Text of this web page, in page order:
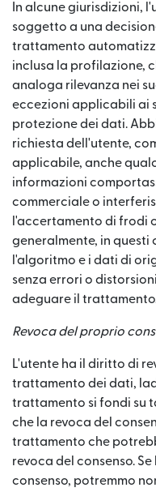
In alcune giurisdizioni,
soggetto a una
trattamento
inclusa la profilazione,
analoga rilevanza nei
eccezioni applicabili ai
protezione dei dati.
richiesta dell'utente,
applicabile, anche
informazioni
commerciale o
l'accertamento di frodi
generalmente, in questi
l'algoritmo e i dati di
senza errori o
adeguare il
Revoca del proprio
L'utente ha il diritto di
trattamento dei dati,
trattamento si fondi su
che la revoca del
trattamento che
revoca del consenso.
consenso, potremmo